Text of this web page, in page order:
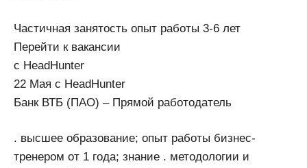
Частичная занятость опыт работы 3-6 лет
Перейти к вакансии
с HeadHunter
22 Мая с HeadHunter
Банк ВТБ (ПАО) – Прямой работодатель
. высшее образование; опыт работы бизнес-
тренером от 1 года; знание . методологии и